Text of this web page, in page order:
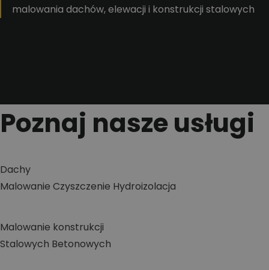
malowania dachów, elewacji i konstrukcji stalowych
Poznaj nasze usługi
Dachy
Malowanie Czyszczenie Hydroizolacja
Malowanie konstrukcji
Stalowych Betonowych